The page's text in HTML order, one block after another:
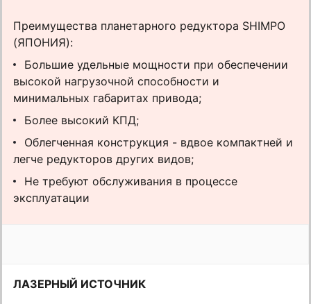
Преимущества планетарного редуктора SHIMPO
(ЯПОНИЯ):
Большие удельные мощности при обеспечении
высокой нагрузочной способности и
минимальных габаритах привода;
Более высокий КПД;
Облегченная конструкция - вдвое компактней и
легче редукторов других видов;
Не требуют обслуживания в процессе
эксплуатации
ЛАЗЕРНЫЙ ИСТОЧНИК